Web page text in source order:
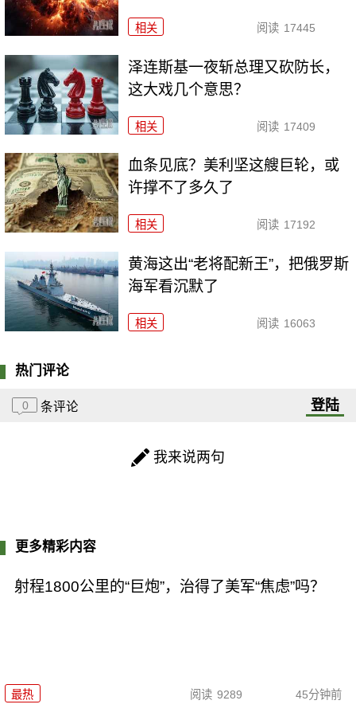
相关 阅读 17445
泽连斯基一夜斩总理又砍防长，
这大戏几个意思？
相关 阅读 17409
血条见底？美利坚这艘巨轮，或
许撑不了多久了
相关 阅读 17192
黄海这出“老将配新王”，把俄罗斯
海军看沉默了
相关 阅读 16063
热门评论
0 条评论 登陆
我来说两句
更多精彩内容
射程1800公里的“巨炮”，治得了美军“焦虑”吗？
最热 阅读 9289 45分钟前